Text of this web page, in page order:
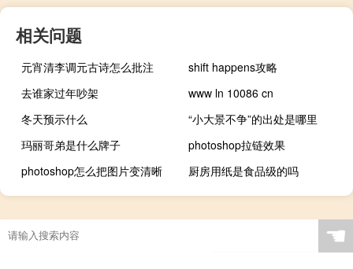
相关问题
元宵清李调元古诗怎么批注
shift happens攻略
去谁家过年吵架
www ln 10086 cn
冬天预示什么
“小大景不争”的出处是哪里
玛丽哥弟是什么牌子
photoshop拉链效果
photoshop怎么把图片变清晰
厨房用纸是食品级的吗
☚